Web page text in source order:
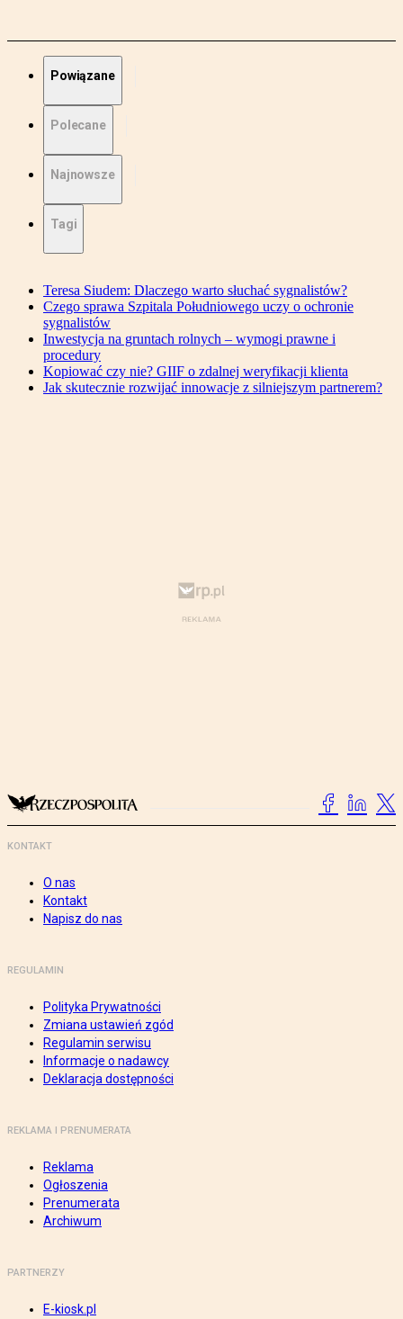
Powiązane
Polecane
Najnowsze
Tagi
Teresa Siudem: Dlaczego warto słuchać sygnalistów?
Czego sprawa Szpitala Południowego uczy o ochronie
sygnalistów
Inwestycja na gruntach rolnych – wymogi prawne i
procedury
Kopiować czy nie? GIIF o zdalnej weryfikacji klienta
Jak skutecznie rozwijać innowacje z silniejszym partnerem?
KONTAKT
O nas
Kontakt
Napisz do nas
REGULAMIN
Polityka Prywatności
Zmiana ustawień zgód
Regulamin serwisu
Informacje o nadawcy
Deklaracja dostępności
REKLAMA I PRENUMERATA
Reklama
Ogłoszenia
Prenumerata
Archiwum
PARTNERZY
E-kiosk.pl